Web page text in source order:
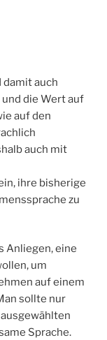
auch
die Wert auf
auf den
auch mit
ihre bisherige
zu
Anliegen, eine
um
auf einem
sollte nur
Sprache.